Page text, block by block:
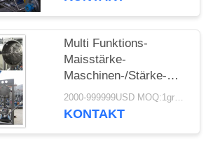
Multi Funktions-
Maisstärke-
Maschinen-/Stärke-
Hydrozyklon-Edelstahl2000-999999USD MOQ:1group
KONTAKT